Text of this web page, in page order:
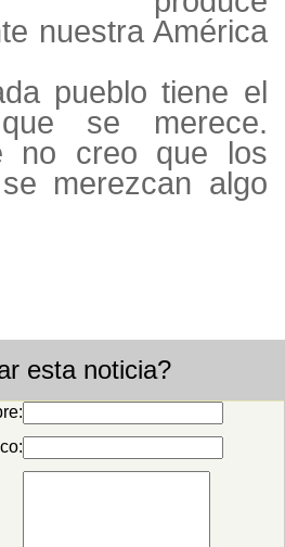
nuestra América
pueblo tiene el
se merece.
no creo que los
merezcan algo
esta noticia?